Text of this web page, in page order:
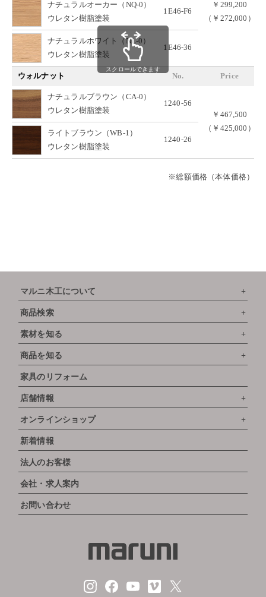
￥299,200
（￥272,000）
ナチュラルオーカー（NQ-0）
ウレタン樹脂塗装
1E46-F6
ナチュラルホワイト（NL-0）
ウレタン樹脂塗装
1E46-36
ウォルナット No. Price
ナチュラルブラウン（CA-0）
ウレタン樹脂塗装
1240-56
￥467,500
（￥425,000）
ライトブラウン（WB-1）
ウレタン樹脂塗装
1240-26
※総額価格（本体価格）
スクロールできます
マルニ木工について
商品検索
素材を知る
商品を知る
家具のリフォーム
店舗情報
オンラインショップ
新着情報
法人のお客様
会社・求人案内
お問い合わせ